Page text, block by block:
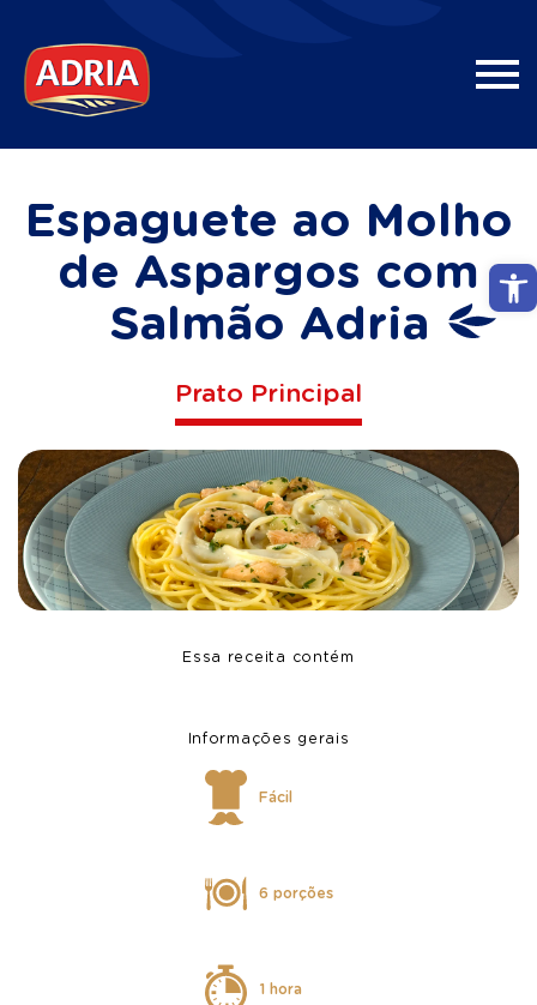
Espaguete ao Molho
de Aspargos com
Salmão Adria
Prato Principal
Essa receita contém
Informações gerais
Fácil
6 porções
1 hora